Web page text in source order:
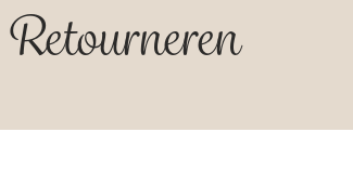
Retourneren